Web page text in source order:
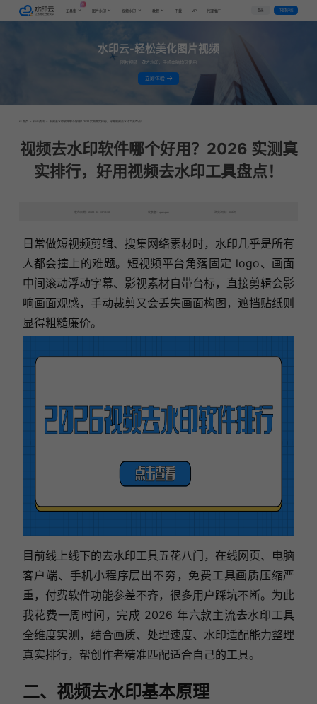
工具集
AI
图片水印 视频水印 教程 下载 VIP 代理推广 登录 下载客户端
水印云-轻松美化图片视频
图片视频一键去水印，手机电脑均可使用
立即体验
首页 > 行业资讯 > 视频去水印软件哪个好用？2026 实测真实排行，好用视频去水印工具盘点！
视频去水印软件哪个好用？2026 实测真
实排行，好用视频去水印工具盘点！
发布日期：2026-06-10 13:38 发表者：qianqian 浏览次数：586次
日常做短视频剪辑、搜集网络素材时，水印几乎是所有
人都会撞上的难题。短视频平台角落固定 logo、画面
中间滚动浮动字幕、影视素材自带台标，直接剪辑会影
响画面观感，手动裁剪又会丢失画面构图，遮挡贴纸则
显得粗糙廉价。
目前线上线下的去水印工具五花八门，在线网页、电脑
客户端、手机小程序层出不穷，免费工具画质压缩严
重，付费软件功能参差不齐，很多用户踩坑不断。为此
我花费一周时间，完成 2026 年六款主流去水印工具
全维度实测，结合画质、处理速度、水印适配能力整理
真实排行，帮创作者精准匹配适合自己的工具。
二、视频去水印基本原理